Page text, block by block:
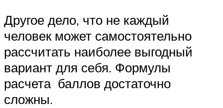
Другое дело, что не каждый
человек может самостоятельно
рассчитать наиболее выгодный
вариант для себя. Формулы
расчета баллов достаточно
сложны.